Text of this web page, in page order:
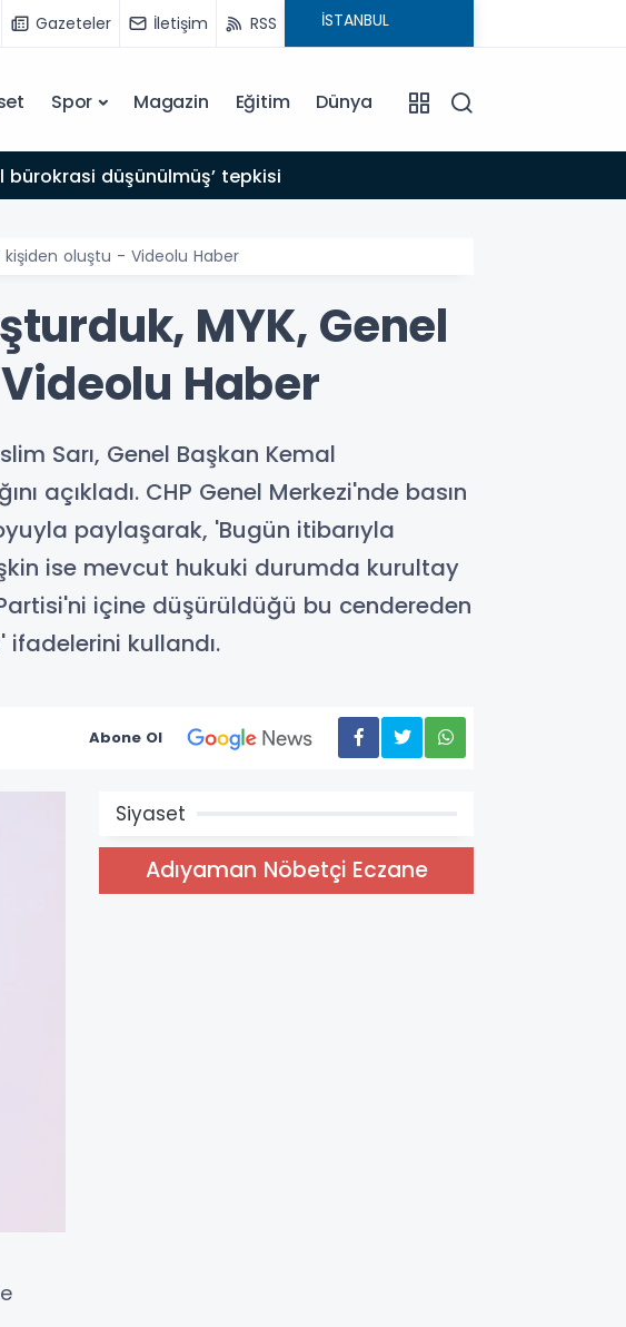
Gazeteler İletişim RSS
Spor Magazin Eğitim Dünya
bürokrasi düşünülmüş’ tepkisi
kişiden oluştu - Videolu Haber
MYK, Genel
Haber
Sarı, Genel Başkan Kemal
açıkladı. CHP Genel Merkezi'nde basın
paylaşarak, 'Bugün itibarıyla
ise mevcut hukuki durumda kurultay
içine düşürüldüğü bu cendereden
ifadelerini kullandı.
Abone Ol
Siyaset
Adıyaman Nöbetçi Eczane